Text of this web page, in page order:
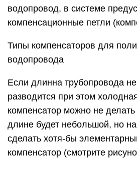
водопровод, в системе
компенсационные петли
Типы компенсаторов для
водопровода
Если длинна трубопровода
разводится при этом
компенсатор можно не
длине будет небольшой, но
сделать хотя-бы
компенсатор (смотрите